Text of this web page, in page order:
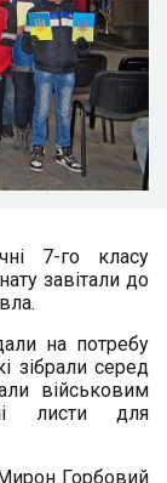
7-го класу
завітали до
на потребу
зібрали серед
військовим
листи для
Горбовий